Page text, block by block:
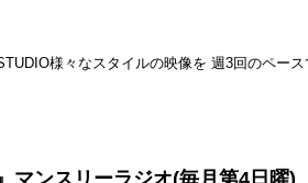
様々なスタイルの映像を 週3回のペース